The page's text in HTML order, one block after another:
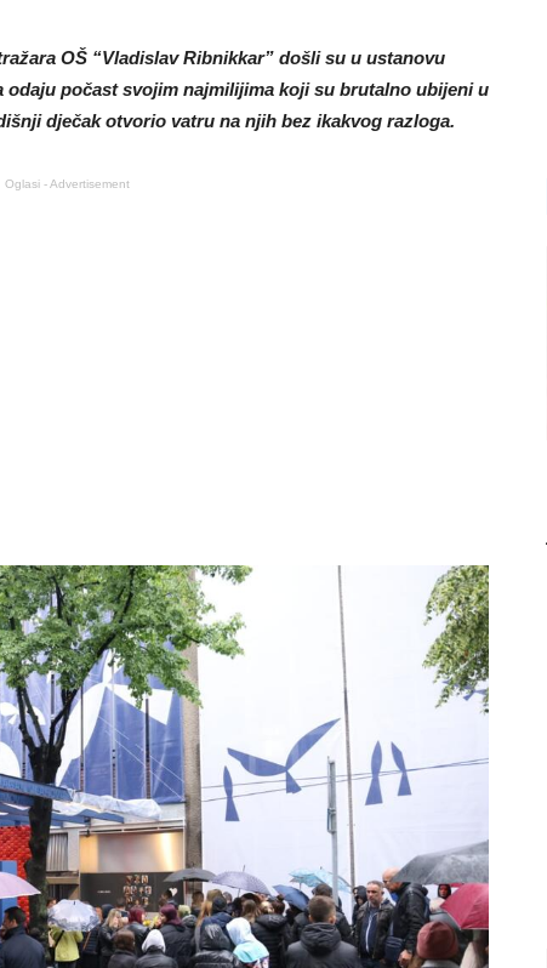
OŠ “Vladislav Ribnikkar” došli su u ustanovu
odaju počast svojim najmilijima koji su brutalno ubijeni u
dječak otvorio vatru na njih bez ikakvog razloga.
Oglasi - Advertisement